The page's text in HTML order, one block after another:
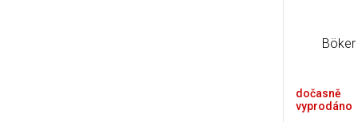
dočasně
vyprodáno